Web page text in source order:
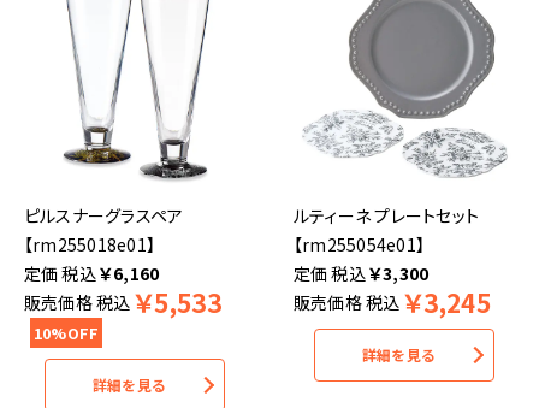
ピルスナーグラスペア
【rm255018e01】
税込￥6,160
販売価格税込 ￥5,533
10%OFF
詳細を見る
ルティーネ プレートセット
【rm255054e01】
税込￥3,300
販売価格税込 ￥3,245
詳細を見る